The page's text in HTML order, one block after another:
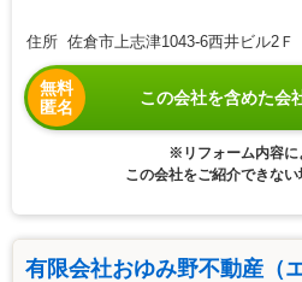
住所 佐倉市上志津1043-6西井ビル2Ｆ
無料
匿名
この会社を含めた会
※リフォーム内容に
この会社をご紹介できない
有限会社おゆみ野不動産（